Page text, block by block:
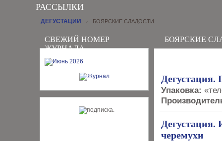
РАССЫЛКИ
СВЕЖИЙ НОМЕР
ЖУРНАЛА
ДЕГУСТАЦИИ › БОЯРСКИЕ СЛАДОСТИ
БОЯРСКИЕ
Дегустация.
Упаковка:
Дегустация.
черемухи